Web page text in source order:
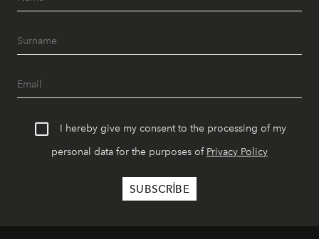
I hereby give my consent to the processing of my
personal data for the purposes of Privacy Policy